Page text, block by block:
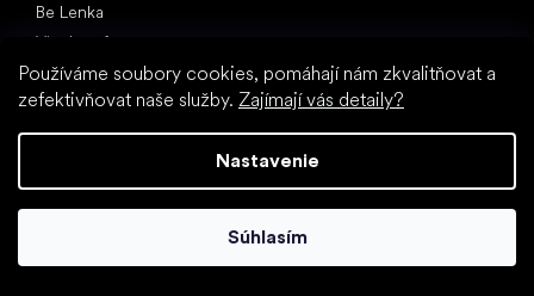
Používáme soubory cookies, pomáhají nám zkvalitňovat a
zefektivňovat naše služby. Zajímají vás detaily?
Nastavenie
Súhlasím
Be Lenka
Vivobarefoot
Groundies
Xero Shoes
Skinners
Ako vybrať topánky na turistiku